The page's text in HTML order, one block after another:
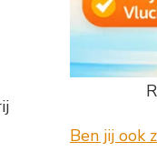
Ben jij ook